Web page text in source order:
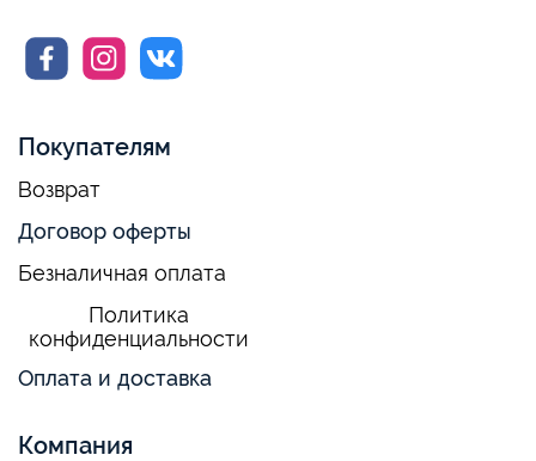
Покупателям
Возврат
Договор оферты
Безналичная оплата
Политика
конфиденциальности
Оплата и доставка
Компания